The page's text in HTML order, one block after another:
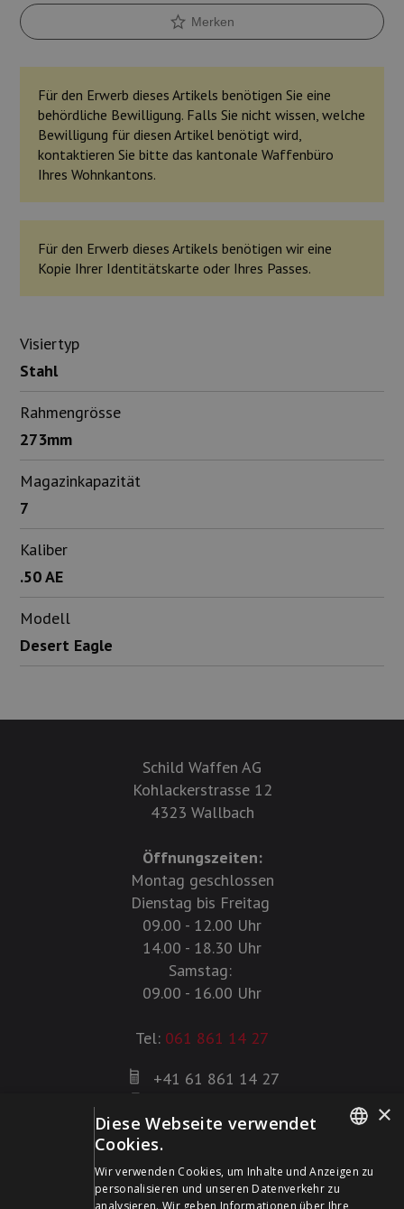
Merken
Für den Erwerb dieses Artikels benötigen Sie eine
behördliche Bewilligung. Falls Sie nicht wissen, welche
Bewilligung für diesen Artikel benötigt wird,
kontaktieren Sie bitte das kantonale Waffenbüro
Ihres Wohnkantons.
Für den Erwerb dieses Artikels benötigen wir eine
Kopie Ihrer Identitätskarte oder Ihres Passes.
Visiertyp
Stahl
Rahmengrösse
273mm
Magazinkapazität
7
Kaliber
.50 AE
Modell
Desert Eagle
Schild Waffen AG
Kohlackerstrasse 12
4323 Wallbach
Öffnungszeiten:
Montag geschlossen
Dienstag bis Freitag
09.00 - 12.00 Uhr
14.00 - 18.30 Uhr
Samstag:
09.00 - 16.00 Uhr
Tel: 061 861 14 27
+41 61 861 14 27
info@schildwaffen.ch
Zahlungsmittel
FRENCH
×
Diese Webseite verwendet
Cookies.
Wir verwenden Cookies, um Inhalte und Anzeigen zu
personalisieren und unseren Datenverkehr zu
analysieren. Wir geben Informationen über Ihre